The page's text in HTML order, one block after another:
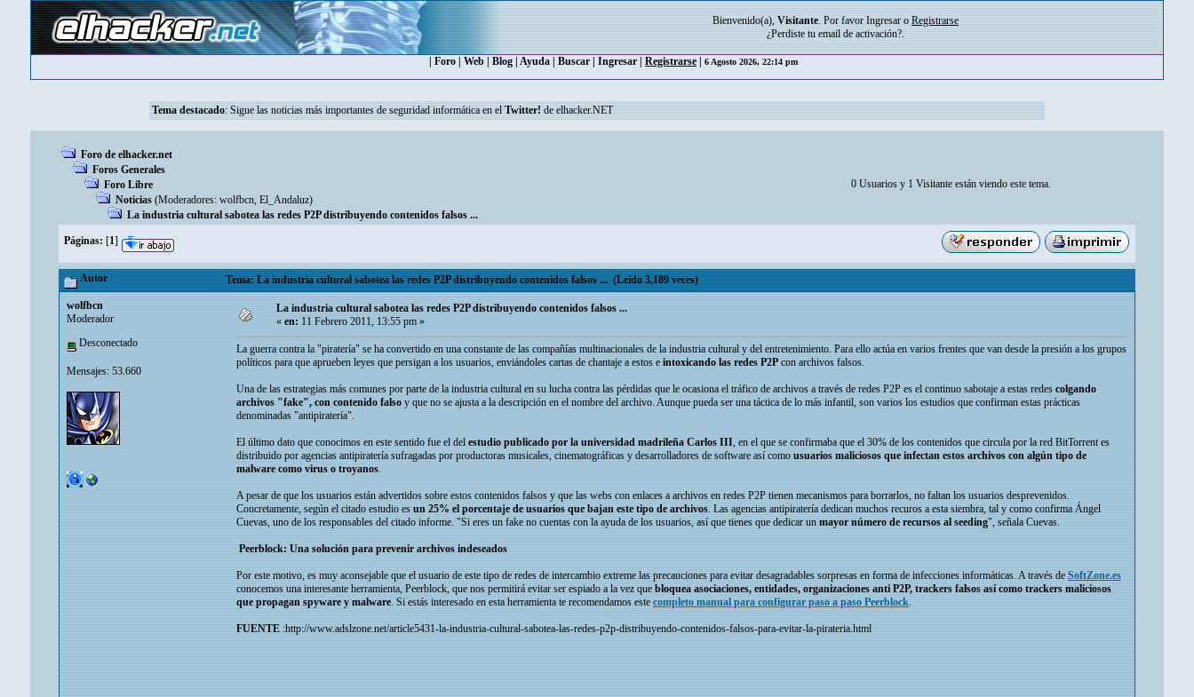
Bienvenido(a), Visitante. Por favor Ingresar o Registrarse
¿Perdiste tu email de activación?.
Foro Web Blog Ayuda Buscar Ingresar Registrarse 6 Agosto 2026, 22:14 pm
Tema destacado: Sigue las noticias más importantes de seguridad informática en el Twitter! de elhacker.NET
Foro de elhacker.net
Foros Generales
Foro Libre
Noticias (Moderadores: wolfbcn, El_Andaluz)
La industria cultural sabotea las redes P2P distribuyendo contenidos falsos ...
0 Usuarios y 1 Visitante están viendo este tema.
Páginas: [1]
Autor Tema: La industria cultural sabotea las redes P2P distribuyendo contenidos falsos ... (Leído 3,189 veces)
wolfbcn
Moderador
Desconectado
Mensajes: 53.660
La industria cultural sabotea las redes P2P distribuyendo contenidos falsos ...
«en:11 Febrero 2011, 13:55 pm »
La guerra contra la "piratería" se ha convertido en una constante de las compañías multinacionales de la industria cultural y del entretenimiento. Para ello actúa en varios frentes que van desde la presión a los grupos
políticos para que aprueben leyes que persigan a los usuarios, enviándoles cartas de chantaje a estos eintoxicando las redes P2Pcon archivos falsos.
Una de las estrategias más comunes por parte de la industria cultural en su lucha contra las pérdidas que le ocasiona el tráfico de archivos a través de redes P2P es el continuo sabotaje a estas redescolgando
archivos "fake", con contenido falsoy que no se ajusta a la descripción en el nombre del archivo. Aunque pueda ser una táctica de lo más infantil, son varios los estudios que confirman estas prácticas
denominadas "antipiratería".
El último dato que conocimos en este sentido fue el delestudio publicado por la universidad madrileña Carlos III, en el que se confirmaba que el 30% de los contenidos que circula por la red BitTorrent es
distribuido por agencias antipiratería sufragadas por productoras musicales, cinematográficas y desarrolladores de software así comousuarios maliciosos que infectan estos archivos con algún tipo de
malware como virus o troyanos.
A pesar de que los usuarios están advertidos sobre estos contenidos falsos y que las webs con enlaces a archivos en redes P2P tienen mecanismos para borrarlos, no faltan los usuarios desprevenidos.
Concretamente, según el citado estudio esun 25% el porcentaje de usuarios que bajan este tipo de archivos. Las agencias antipiratería dedican muchos recuros a esta siembra, tal y como confirma Ángel
Cuevas, uno de los responsables del citado informe. "Si eres un fake no cuentas con la ayuda de los usuarios, así que tienes que dedicar unmayor número de recursos al seeding", señala Cuevas.
Peerblock: Una solución para prevenir archivos indeseados
Por este motivo, es muy aconsejable que el usuario de este tipo de redes de intercambio extreme las precauciones para evitar desagradables sorpresas en forma de infecciones informáticas. A través deSoftZone.es
conocemos una interesante herramienta, Peerblock, que nos permitirá evitar ser espiado a la vez quebloquea asociaciones, entidades, organizaciones anti P2P, trackers falsos así como trackers maliciosos
que propagan spyware y malware. Si estás interesado en esta herramienta te recomendamos estecompleto manual para configurar paso a paso Peerblock.
FUENTE:http://www.adslzone.net/article5431-la-industria-cultural-sabotea-las-redes-p2p-distribuyendo-contenidos-falsos-para-evitar-la-pirateria.html